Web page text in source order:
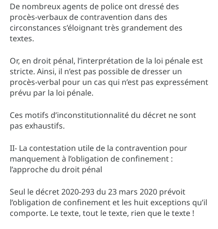
De nombreux agents de police ont dressé des
procès-verbaux de contravention dans des
circonstances s’éloignant très grandement des
textes.
Or, en droit pénal, l’interprétation de la loi pénale est
stricte. Ainsi, il n’est pas possible de dresser un
procès-verbal pour un cas qui n’est pas expressément
prévu par la loi pénale.
Ces motifs d’inconstitutionnalité du décret ne sont
pas exhaustifs.
II- La contestation utile de la contravention pour
manquement à l’obligation de confinement :
l’approche du droit pénal
Seul le décret 2020-293 du 23 mars 2020 prévoit
l’obligation de confinement et les huit exceptions qu’il
comporte. Le texte, tout le texte, rien que le texte !